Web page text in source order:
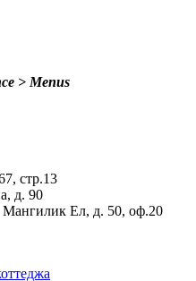
> Menus
стр.13
д. 90
Мангилик Ел, д. 50, оф.20